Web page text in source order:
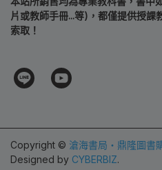
片或教師手冊...等)，都僅提供授課
索取！
Copyright © 滄海書局‧鼎隆圖書
Designed by CYBERBIZ.